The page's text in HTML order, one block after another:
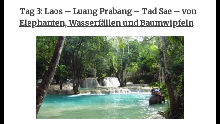
Tag 3: Laos – Luang Prabang – Tad Sae – von
Elephanten, Wasserfällen und Baumwipfeln